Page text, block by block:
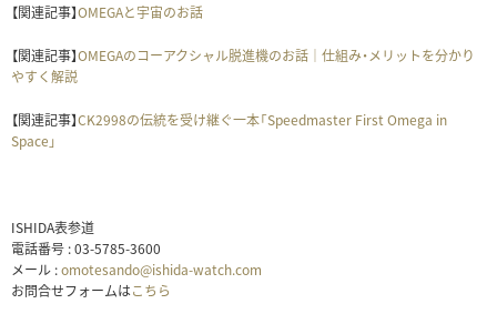
【関連記事】OMEGAと宇宙のお話
【関連記事】OMEGAのコーアクシャル脱進機のお話｜仕組み・メリットを分かり
やすく解説
【関連記事】CK2998の伝統を受け継ぐ一本「Speedmaster First Omega in
Space」
ISHIDA表参道
電話番号 : 03-5785-3600
メール :omotesando@ishida-watch.com
お問合せフォームはこちら